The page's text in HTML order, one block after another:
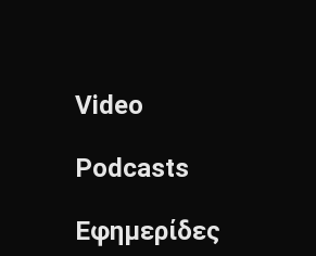
Video
Podcasts
Εφημερίδες